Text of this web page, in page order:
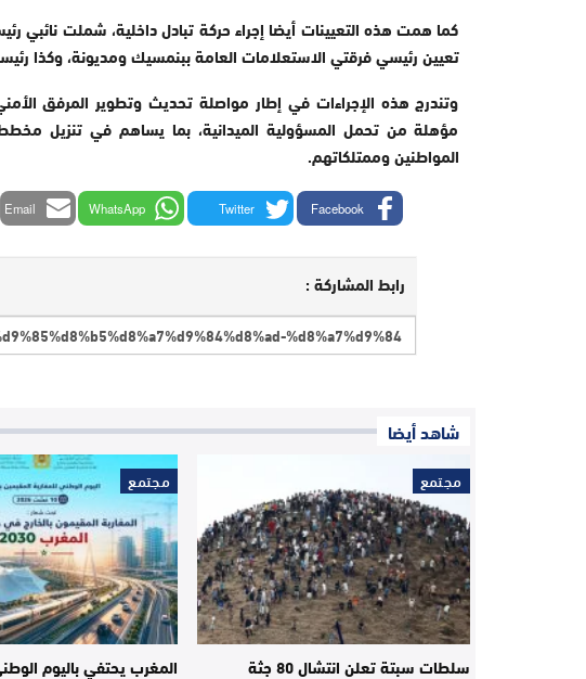
كما همت هذه التعيينات أيضا إجراء حركة تبادل داخلية، شملت نائبي
تعيين رئيسي فرقتي الاستعلامات العامة ببنمسيك ومديونة، وكذا
وتندرج هذه الإجراءات في إطار مواصلة تحديث وتطوير المرفق
مؤهلة من تحمل المسؤولية الميدانية، بما يساهم في تنزيل
المواطنين وممتلكاتهم.
Facebook
Twitter
WhatsApp
Email
رابط المشاركة :
شاهد أيضا
مجتمع
سلطات سبتة تعلن انتشال 80 جثة
مجتمع
المغرب يحتفي باليوم